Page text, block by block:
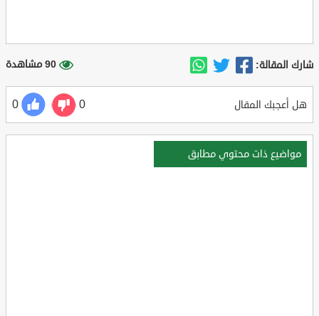
شارك المقالة: 90 مشاهدة
هل أعجبك المقال 0
0
مواضيع ذات محتوي مطابق